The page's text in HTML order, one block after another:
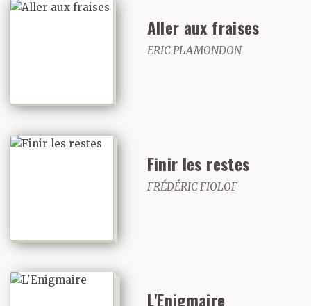
Aller aux fraises
ERIC PLAMONDON
Finir les restes
FRÉDÉRIC FIOLOF
L'Enigmaire